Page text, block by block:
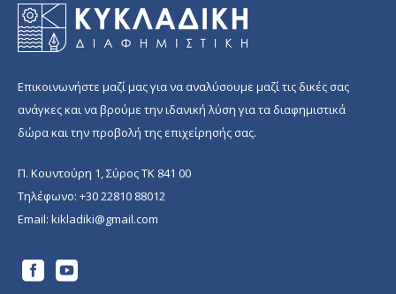
7.50 €.
Επικοινωνήστε μαζί μας για να αναλύσουμε μαζί τις δικές σας
ανάγκες και να βρούμε την ιδανική λύση για τα διαφημιστικά
δώρα και την προβολή της επιχείρησής σας.
Π. Κουντούρη 1, Σύρος ΤΚ 841 00
Τηλέφωνο: +30 22810 88012
Email: kikladiki@gmail.com